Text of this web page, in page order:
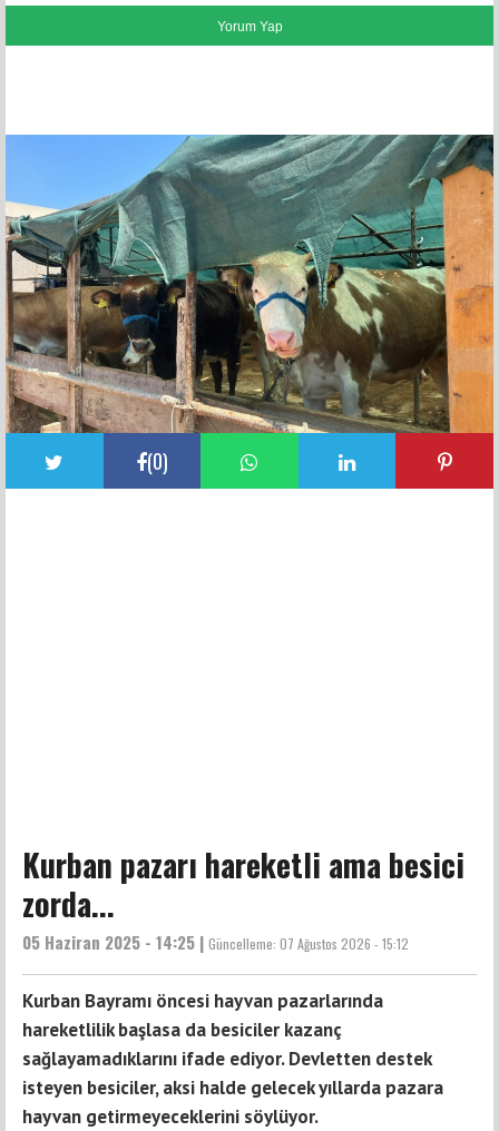
(0)
Kurban pazarı hareketli ama besici
zorda...
05 Haziran 2025 - 14:25 | Güncelleme: 07 Ağustos 2026 - 15:12
Kurban Bayramı öncesi hayvan pazarlarında
hareketlilik başlasa da besiciler kazanç
sağlayamadıklarını ifade ediyor. Devletten destek
isteyen besiciler, aksi halde gelecek yıllarda pazara
hayvan getirmeyeceklerini söylüyor.